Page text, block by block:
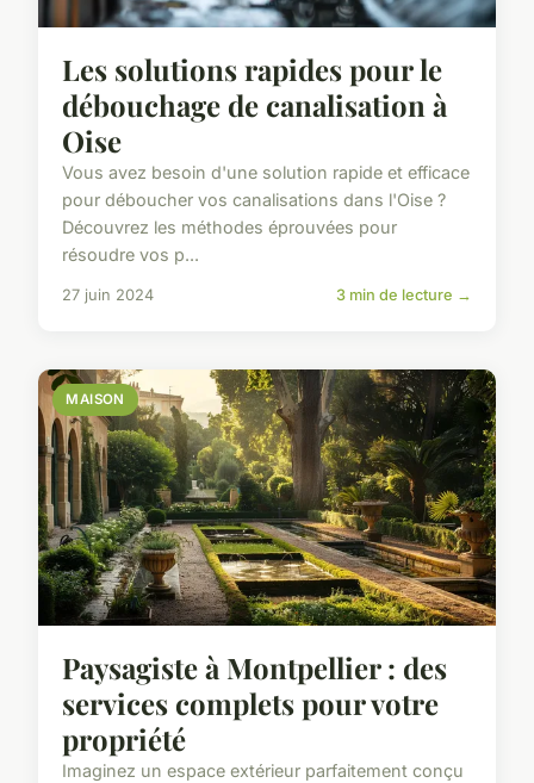
Les solutions rapides pour le
débouchage de canalisation à
Oise
Vous avez besoin d'une solution rapide et efficace
pour déboucher vos canalisations dans l'Oise ?
Découvrez les méthodes éprouvées pour
résoudre vos p...
27 juin 2024 3 min de lecture →
MAISON
Paysagiste à Montpellier : des
services complets pour votre
propriété
Imaginez un espace extérieur parfaitement conçu